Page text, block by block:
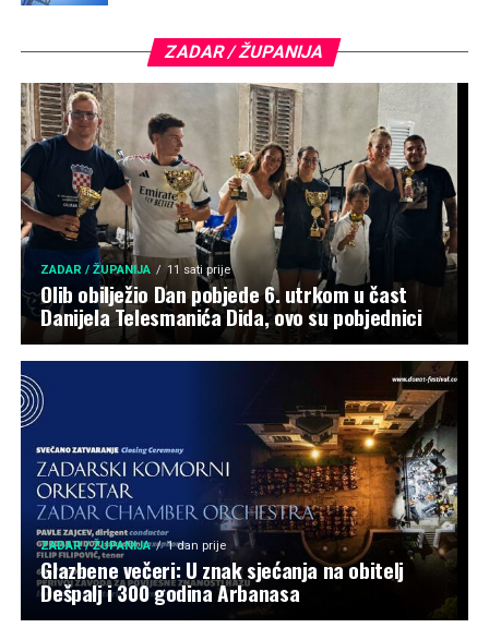
ZADAR / ŽUPANIJA
ZADAR / ŽUPANIJA 11 sati prije
Olib obilježio Dan pobjede 6. utrkom u čast
Danijela Telesmanića Dida, ovo su pobjednici
ZADAR / ŽUPANIJA 1 dan prije
Glazbene večeri: U znak sjećanja na obitelj
Dešpalj i 300 godina Arbanasa